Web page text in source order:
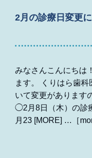
2月の診療日変更
みなさんこんにちは
ます。 くりはら歯
いて変更があります
◯2月8日（木）の診
月23 [MORE]